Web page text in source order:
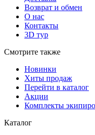
Возврат и обмен
О нас
Контакты
3D тур
Смотрите также
Новинки
Хиты продаж
Перейти в каталог
Акции
Комплекты
Каталог